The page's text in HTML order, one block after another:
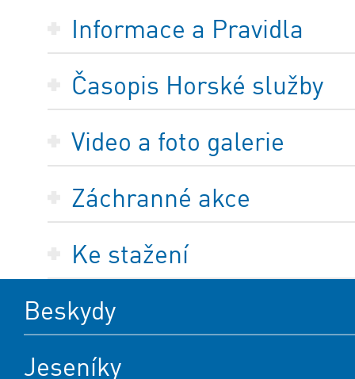
Informace a Pravidla
Časopis Horské služby
Video a foto galerie
Záchranné akce
Ke stažení
Beskydy
Jeseníky